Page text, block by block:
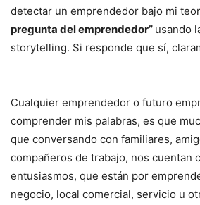
detectar un emprendedor bajo mi
pregunta del emprendedor” usando
storytelling. Si responde que sí,
Cualquier emprendedor o futuro
comprender mis palabras, es que
que conversando con familiares,
compañeros de trabajo, nos cuentan
entusiasmos, que están por
negocio, local comercial, servicio u